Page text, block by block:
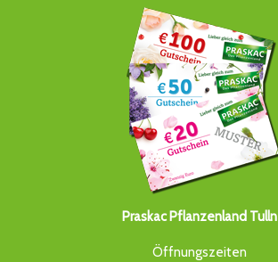
Praskac Pflanzenland Tulln
Öffnungszeiten